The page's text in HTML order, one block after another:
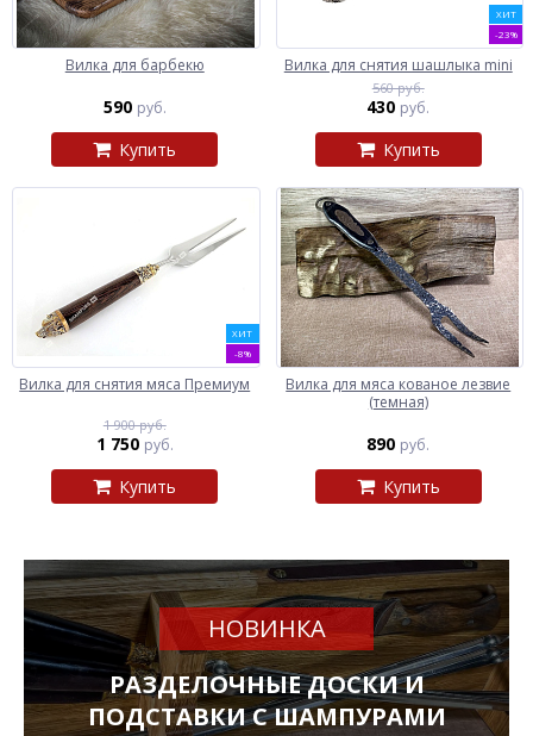
Вилка для барбекю
590 руб.
Купить
ХИТ
-23%
Вилка для снятия шашлыка mini
560 руб.
430 руб.
Купить
ХИТ
-8%
Вилка для снятия мяса Премиум
1 900 руб.
1 750 руб.
Купить
Вилка для мяса кованое лезвие
(темная)
890 руб.
Купить
НОВИНКА
РАЗДЕЛОЧНЫЕ ДОСКИ И
ПОДСТАВКИ С ШАМПУРАМИ